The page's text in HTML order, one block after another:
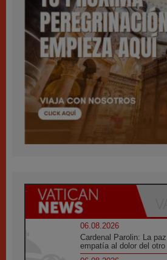
06.08.2026
Cardenal Parolin: La
empatía al dolor del otro